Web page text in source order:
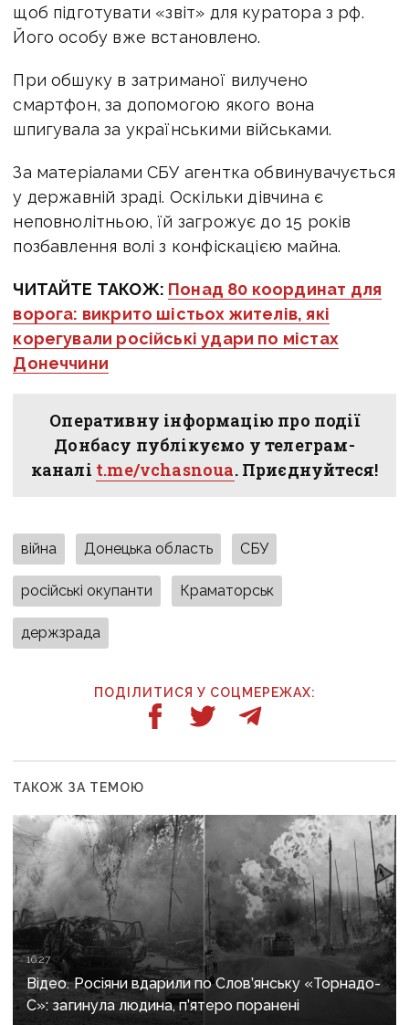
щоб підготувати «звіт» для куратора з рф.
Його особу вже встановлено.
При обшуку в затриманої вилучено
смартфон, за допомогою якого вона
шпигувала за українськими військами.
За матеріалами СБУ агентка обвинувачується
у державній зраді. Оскільки дівчина є
неповнолітньою, їй загрожує до 15 років
позбавлення волі з конфіскацією майна.
ЧИТАЙТЕ ТАКОЖ: Понад 80 координат для
ворога: викрито шістьох жителів, які
корегували російські удари по містах
Донеччини
Оперативну інформацію про події
Донбасу публікуємо у телеграм-
каналі t.me/vchasnoua. Приєднуйтеся!
війна Донецька область СБУ
російські окупанти Краматорськ
держзрада
ПОДІЛИТИСЯ У СОЦМЕРЕЖАХ:
ТАКОЖ ЗА ТЕМОЮ
16:27
Відео. Росіяни вдарили по Слов’янську «Торнадо-
С»: загинула людина, п’ятеро поранені